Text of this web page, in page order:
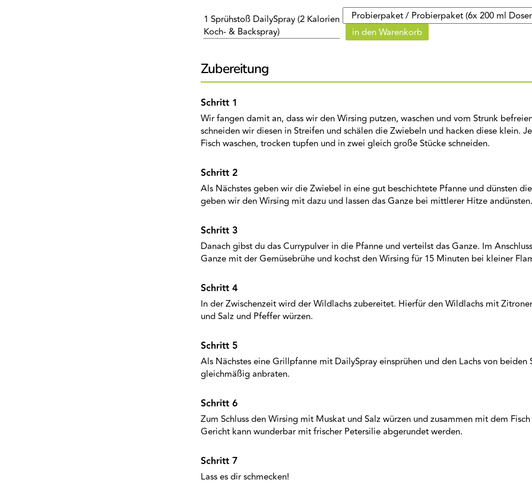
1 Sprühstoß DailySpray (2 Kalorien
Koch- & Backspray)
in den Warenkorb
Zubereitung
Wir fangen damit an, dass wir den Wirsing putzen, waschen und vom Strunk
schneiden wir diesen in Streifen und schälen die Zwiebeln und hacken diese klein.
Fisch waschen, trocken tupfen und in zwei gleich große Stücke schneiden.
Als Nächstes geben wir die Zwiebel in eine gut beschichtete Pfanne und dünsten
geben wir den Wirsing mit dazu und lassen das Ganze bei mittlerer Hitze andünsten.
Danach gibst du das Currypulver in die Pfanne und verteilst das Ganze. Im
Ganze mit der Gemüsebrühe und kochst den Wirsing für 15 Minuten bei kleiner
In der Zwischenzeit wird der Wildlachs zubereitet. Hierfür den Wildlachs mit
und Salz und Pfeffer würzen.
Als Nächstes eine Grillpfanne mit DailySpray einsprühen und den Lachs von beiden
gleichmäßig anbraten.
Zum Schluss den Wirsing mit Muskat und Salz würzen und zusammen mit dem
Gericht kann wunderbar mit frischer Petersilie abgerundet werden.
Lass es dir schmecken!